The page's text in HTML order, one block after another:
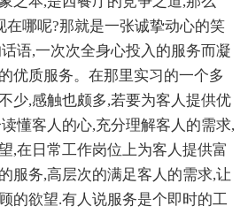
哪呢?那就是一张诚挚动心的笑
语,一次次全身心投入的服务而凝
优质服务。在那里实习的一个多
少,感触也颇多,若要为客人提供优
懂客人的心,充分理解客人的需求,
,在日常工作岗位上为客人提供富
服务,高层次的满足客人的需求,让
的欲望.有人说服务是个即时的工